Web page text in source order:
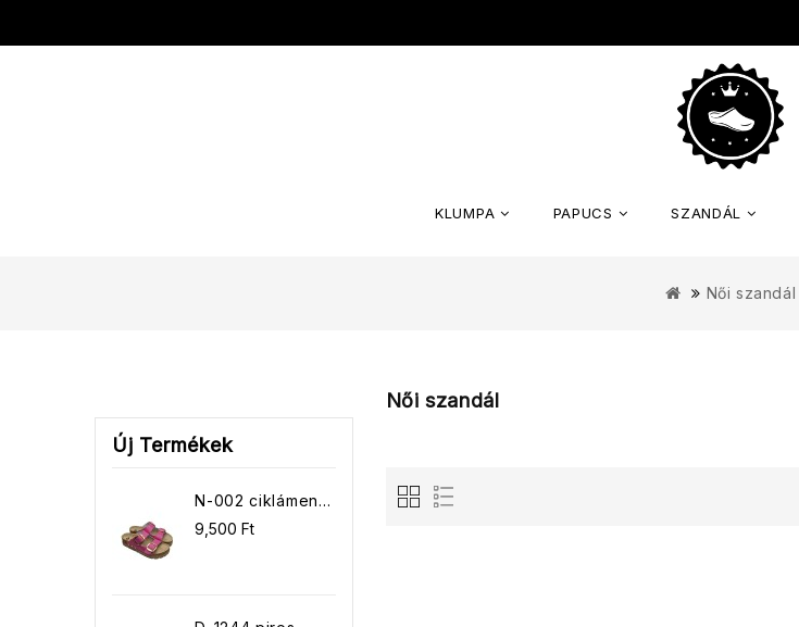
KLUMPA PAPUCS SZANDÁL
Női szandál
Új Termékek
N-002 ciklámen
papucs
9,500 Ft
Női szandál